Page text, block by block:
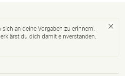
an deine Vorgaben zu erinnern.
du dich damit einverstanden.